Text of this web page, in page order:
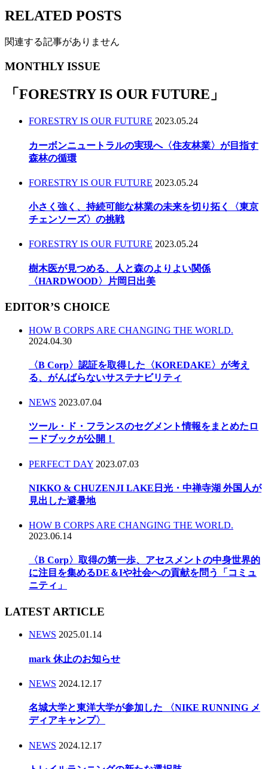
RELATED POSTS
関連する記事がありません
MONTHLY ISSUE
「 FORESTRY IS OUR FUTURE 」
FORESTRY IS OUR FUTURE 2023.05.24
カーボンニュートラルの実現へ〈住友林業〉が目指す
森林の循環
FORESTRY IS OUR FUTURE 2023.05.24
小さく強く、持続可能な林業の未来を切り拓く〈東京
チェンソーズ〉の挑戦
FORESTRY IS OUR FUTURE 2023.05.24
樹木医が見つめる、人と森のよりよい関係
〈HARDWOOD〉片岡日出美
EDITOR’S CHOICE
HOW B CORPS ARE CHANGING THE WORLD.
2024.04.30
〈B Corp〉認証を取得した〈KOREDAKE〉が考え
る、がんばらないサステナビリティ
NEWS 2023.07.04
ツール・ド・フランスのセグメント情報をまとめたロ
ードブックが公開！
PERFECT DAY 2023.07.03
NIKKO & CHUZENJI LAKE日光・中禅寺湖 外国人が
見出した避暑地
HOW B CORPS ARE CHANGING THE WORLD.
2023.06.14
〈B Corp〉取得の第一歩、アセスメントの中身世界的
に注目を集めるDE＆Iや社会への貢献を問う「コミュ
ニティ」
LATEST ARTICLE
NEWS 2025.01.14
mark 休止のお知らせ
NEWS 2024.12.17
名城大学と東洋大学が参加した 〈NIKE RUNNING メ
ディアキャンプ〉
NEWS 2024.12.17